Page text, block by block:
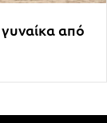
από